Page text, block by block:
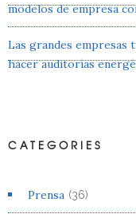
modelos de empresa
Las grandes empresas
hacer auditorías
CATEGORIES
Prensa (36)